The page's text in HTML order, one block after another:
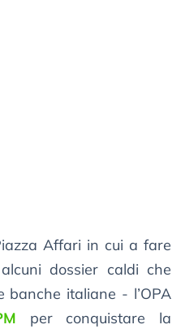
Affari in cui a fare
dossier caldi che
banche italiane - l’OPA
per conquistare la